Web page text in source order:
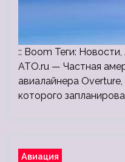
:: Boom Теги:
ATO.ru — Частная
авиалайнера
которого
Авиация